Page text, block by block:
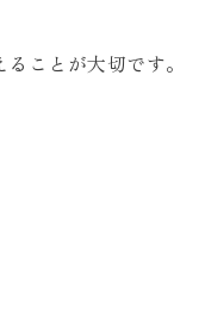
ことが大切です。